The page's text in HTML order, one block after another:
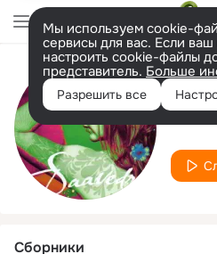
Мы используем cookie-
сервисы для вас. Если ваш
настроить cookie-файлы
представитель. Больше
Разрешить все
Luz
Сборники